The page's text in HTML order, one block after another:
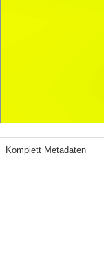
Komplett Metadaten